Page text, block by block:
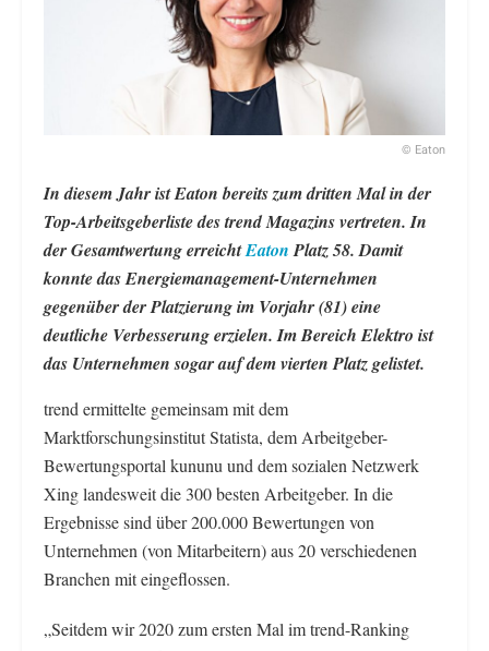
© Eaton
In diesem Jahr ist Eaton bereits zum dritten Mal in der
Top-Arbeitsgeberliste des trend Magazins vertreten. In
der Gesamtwertung erreichtEatonPlatz 58. Damit
konnte das Energiemanagement-Unternehmen
gegenüber der Platzierung im Vorjahr (81) eine
deutliche Verbesserung erzielen. Im Bereich Elektro ist
das Unternehmen sogar auf dem vierten Platz gelistet.
trend ermittelte gemeinsam mit dem
Marktforschungsinstitut Statista, dem Arbeitgeber-
Bewertungsportal kununu und dem sozialen Netzwerk
Xing landesweit die 300 besten Arbeitgeber. In die
Ergebnisse sind über 200.000 Bewertungen von
Unternehmen (von Mitarbeitern) aus 20 verschiedenen
Branchen mit eingeflossen.
„Seitdem wir 2020 zum ersten Mal im trend-Ranking